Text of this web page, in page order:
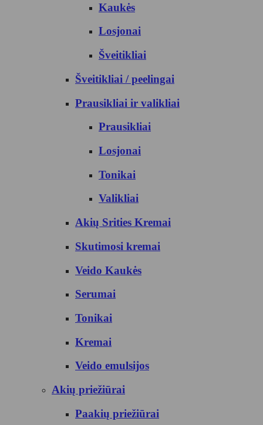
Kaukės
Losjonai
Šveitikliai
Šveitikliai / peelingai
Prausikliai ir valikliai
Prausikliai
Losjonai
Tonikai
Valikliai
Akių Srities Kremai
Skutimosi kremai
Veido Kaukės
Serumai
Tonikai
Kremai
Veido emulsijos
Akių priežiūrai
Paakių priežiūrai